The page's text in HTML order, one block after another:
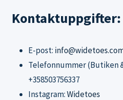
Kontaktuppgifter:
E-post:
Telefonnummer (Butiken
+358503756337
Instagram:Widetoes